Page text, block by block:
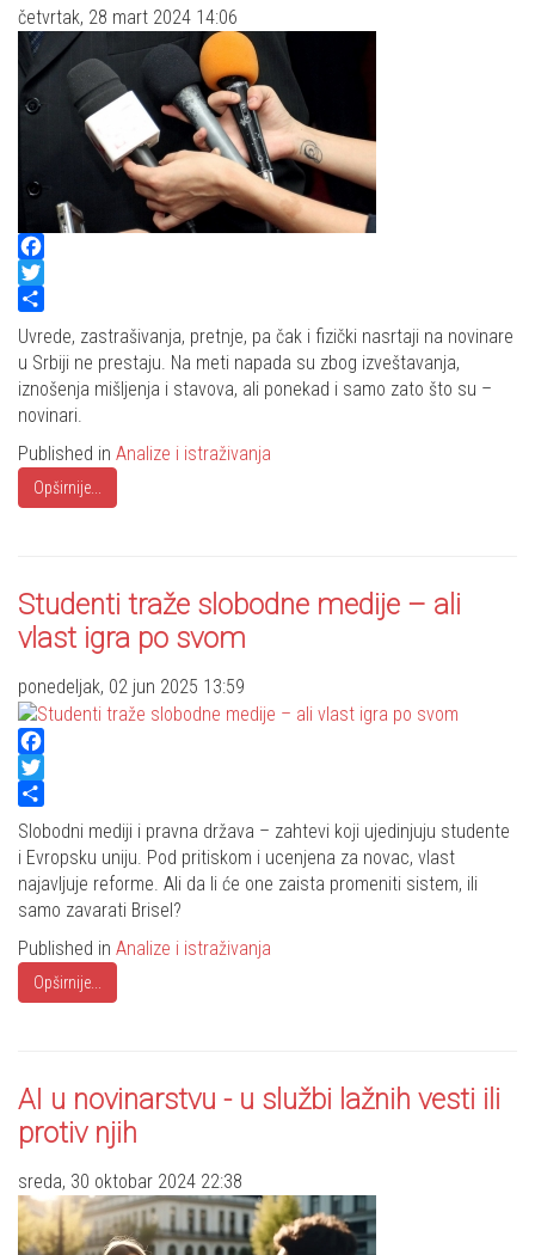
četvrtak, 28 mart 2024 14:06
Facebook
Twitter
Share
Uvrede, zastrašivanja, pretnje, pa čak i fizički nasrtaji na novinare
u Srbiji ne prestaju. Na meti napada su zbog izveštavanja,
iznošenja mišljenja i stavova, ali ponekad i samo zato što su –
novinari.
Published in Analize i istraživanja
Opširnije...
Studenti traže slobodne medije – ali
vlast igra po svom
ponedeljak, 02 jun 2025 13:59
Facebook
Twitter
Share
Slobodni mediji i pravna država – zahtevi koji ujedinjuju studente
i Evropsku uniju. Pod pritiskom i ucenjena za novac, vlast
najavljuje reforme. Ali da li će one zaista promeniti sistem, ili
samo zavarati Brisel?
Published in Analize i istraživanja
Opširnije...
AI u novinarstvu - u službi lažnih vesti ili
protiv njih
sreda, 30 oktobar 2024 22:38